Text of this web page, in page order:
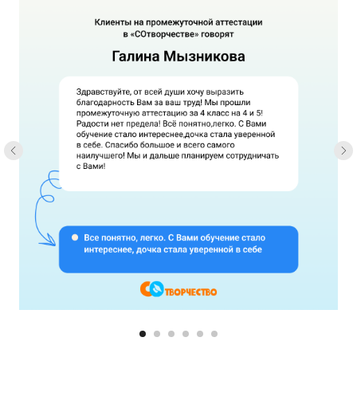
Отправляя заявку, вы соглашаетесь
с политикой конфиденциальности
Попробовать бесплатно